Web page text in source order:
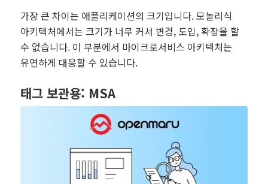
가장 큰 차이는 애플리케이션의 크기입니다. 모놀리식
아키텍처에서는 크기가 너무 커서 변경, 도입, 확장을 할
수 없습니다. 이 부분에서 마이크로서비스 아키텍처는
유연하게 대응할 수 있습니다.
태그 보관용: MSA